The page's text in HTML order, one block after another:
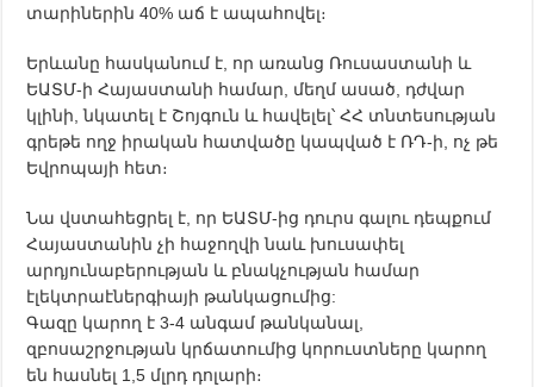
տարիներին 40% աճ է ապահովել։
Երևանը հասկանում է, որ առանց Ռուսաստանի և
ԵԱՏՄ-ի Հայաստանի համար, մեղմ ասած, դժվար
կլինի, նկատել է Շոյգուն և հավելել՝ ՀՀ տնտեսության
գրեթե ողջ իրական հատվածը կապված է ՌԴ-ի, ոչ թե
Եվրոպայի հետ։
Նա վստահեցրել է, որ ԵԱՏՄ-ից դուրս գալու դեպքում
Հայաստանին չի հաջողվի նաև խուսափել
արդյունաբերության և բնակչության համար
էլեկտրաէներգիայի թանկացումից:
Գազը կարող է 3-4 անգամ թանկանալ,
զբոսաշրջության կրճատումից կորուստները կարող
են հասնել 1,5 մլրդ դոլարի։